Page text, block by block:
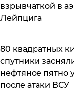
взрывчаткой в
Лейпцига
80 квадратных
спутники
нефтяное пятно
после атаки ВСУ